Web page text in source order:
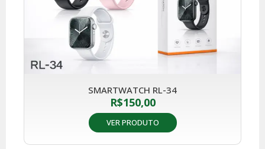
SMARTWATCH RL-34
R$150,00
VER PRODUTO